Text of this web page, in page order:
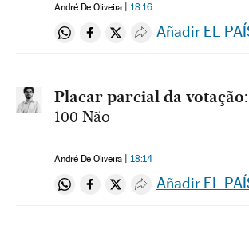
André De Oliveira 18:16
Compartir en Whatsapp
Compartir en Facebook
Compartir en Twitter
Desplegar Redes
Añadir EL
Placar parcial da votação
100 Não
André De Oliveira 18:14
Compartir en Whatsapp
Compartir en Facebook
Compartir en Twitter
Desplegar Redes
Añadir EL